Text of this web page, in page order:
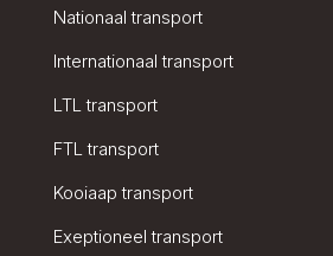
Nationaal transport
Internationaal transport
LTL transport
FTL transport
Kooiaap transport
Exeptioneel transport